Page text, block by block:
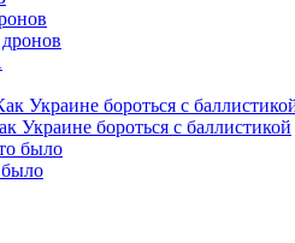
Украине бороться с баллистикой
было